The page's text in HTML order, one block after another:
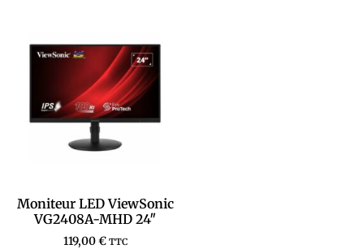
Moniteur LED ViewSonic
VG2408A-MHD 24″
119,00€ TTC